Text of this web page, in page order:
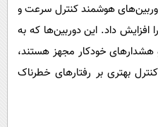
هوشمند کنترل سرعت و
افزایش داد. این دوربین‌ها که به
خودکار مجهز هستند،
بهتری بر رفتارهای خطرناک